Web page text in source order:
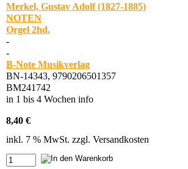
Merkel, Gustav Adolf (1827-1885)
NOTEN
Orgel 2hd.
-
-
B-Note Musikverlag
BN-14343, 9790206501357
BM241742
in 1 bis 4 Wochen info
8,40 €
inkl. 7 % MwSt. zzgl. Versandkosten